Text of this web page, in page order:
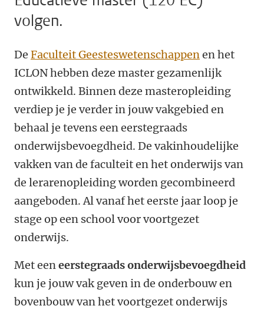
volgen.
De Faculteit Geesteswetenschappenen het
ICLON hebben deze master gezamenlijk
ontwikkeld. Binnen deze masteropleiding
verdiep je je verder in jouw vakgebied en
behaal je tevens een eerstegraads
onderwijsbevoegdheid. De vakinhoudelijke
vakken van de faculteit en het onderwijs van
de lerarenopleiding worden gecombineerd
aangeboden. Al vanaf het eerste jaar loop je
stage op een school voor voortgezet
onderwijs.
Met eeneerstegraads onderwijsbevoegdheid
kun je jouw vak geven in de onderbouw en
bovenbouw van het voortgezet onderwijs